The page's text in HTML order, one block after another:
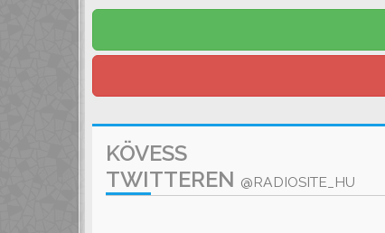
KÖVESS
TWITTEREN @RADIOSITE_HU